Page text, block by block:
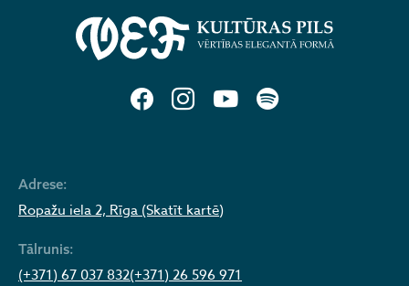
Adrese:
Ropažu iela 2, Rīga (Skatīt kartē)
Tālrunis:
(+371) 67 037 832(+371) 26 596 971